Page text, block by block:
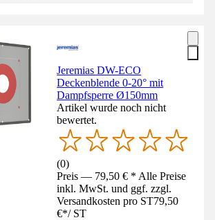
Jeremias DW-ECO
Deckenblende 0-20° mit
Dampfsperre Ø150mm
Artikel wurde noch nicht
bewertet.
(0)
Preis — 79,50 € * Alle Preise
inkl. MwSt. und ggf. zzgl.
Versandkosten pro ST79,50
€*/ ST